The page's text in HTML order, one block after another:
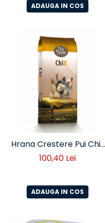
ADAUGA IN COS
Hrana Crestere Pui Chix
20 KG
100,40 Lei
ADAUGA IN COS